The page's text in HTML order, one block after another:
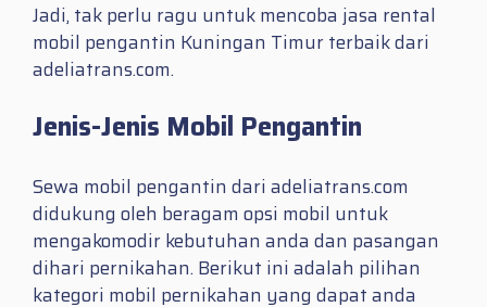
Jadi, tak perlu ragu untuk mencoba jasa rental
mobil pengantin Kuningan Timur terbaik dari
adeliatrans.com.
Jenis-Jenis Mobil Pengantin
Sewa mobil pengantin dari adeliatrans.com
didukung oleh beragam opsi mobil untuk
mengakomodir kebutuhan anda dan pasangan
dihari pernikahan. Berikut ini adalah pilihan
kategori mobil pernikahan yang dapat anda